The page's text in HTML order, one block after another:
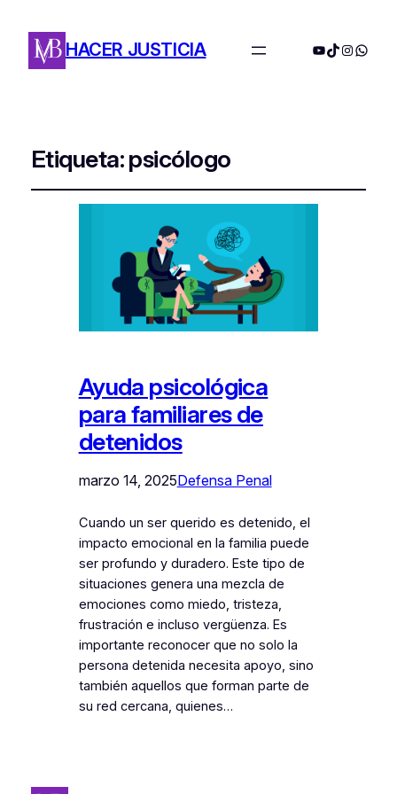
HACER JUSTICIA YouTube
TikTok
Etiqueta:psicólogo
Ayuda psicológica
para familiares de
detenidos
marzo 14, 2025Defensa Penal
Cuando un ser querido es detenido, el
impacto emocional en la familia puede
ser profundo y duradero. Este tipo de
situaciones genera una mezcla de
emociones como miedo, tristeza,
frustración e incluso vergüenza. Es
importante reconocer que no solo la
persona detenida necesita apoyo, sino
también aquellos que forman parte de
su red cercana, quienes…